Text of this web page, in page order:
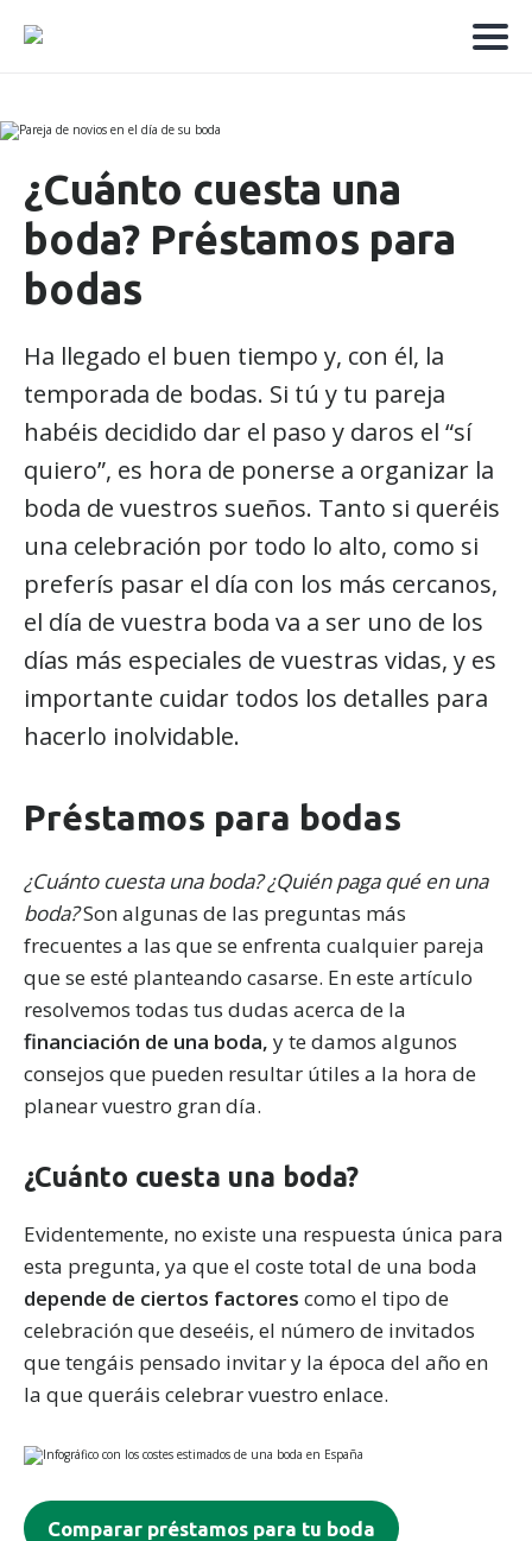
¿Cuánto cuesta una
boda? Préstamos para
bodas
Ha llegado el buen tiempo y, con él, la
temporada de bodas. Si tú y tu pareja
habéis decidido dar el paso y daros el “sí
quiero”, es hora de ponerse a organizar la
boda de vuestros sueños. Tanto si queréis
una celebración por todo lo alto, como si
preferís pasar el día con los más cercanos,
el día de vuestra boda va a ser uno de los
días más especiales de vuestras vidas, y es
importante cuidar todos los detalles para
hacerlo inolvidable.
Préstamos para bodas
¿Cuánto cuesta una boda? ¿Quién paga qué en una
boda?Son algunas de las preguntas más
frecuentes a las que se enfrenta cualquier pareja
que se esté planteando casarse. En este artículo
resolvemos todas tus dudas acerca de la
financiación de una boda, y te damos algunos
consejos que pueden resultar útiles a la hora de
planear vuestro gran día.
¿Cuánto cuesta una boda?
Evidentemente, no existe una respuesta única para
esta pregunta, ya que el coste total de una boda
depende de ciertos factores como el tipo de
celebración que deseéis, el número de invitados
que tengáis pensado invitar y la época del año en
la que queráis celebrar vuestro enlace.
Comparar préstamos para tu boda